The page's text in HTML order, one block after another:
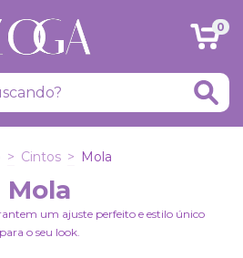
0
> Cintos > Mola
Mola
um ajuste perfeito e estilo único
para o seu look.